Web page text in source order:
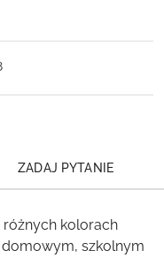
ZADAJ PYTANIE
różnych kolorach
szkolnym